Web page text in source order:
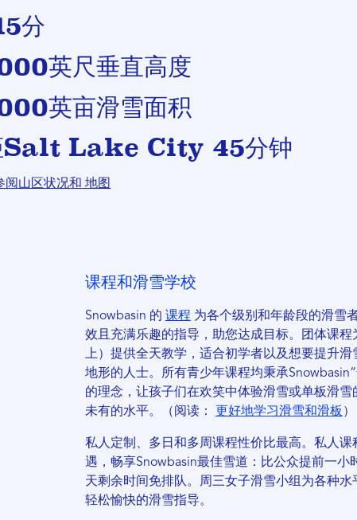
分
英尺垂直高度
英亩滑雪面积
Salt Lake City 45分钟
阅山区状况和 地图
课程和滑雪学校
Snowbasin 的 课程 为各个级别和年龄段的滑雪
效且充满乐趣的指导，助您达成目标。团体课程
上）提供全天教学，适合初学者以及想要提升滑
地形的人士。所有青少年课程均秉承
的理念，让孩子们在欢笑中体验滑雪或单板滑雪
未有的水平。（阅读：
更好地学习滑雪和滑板 ）
私人定制、多日和多周课程性价比最高。私人课
遇，畅享Snowbasin最佳雪道：比公众提前一小
天剩余时间免排队。周三女子滑雪小组为各种水
轻松愉快的滑雪指导。